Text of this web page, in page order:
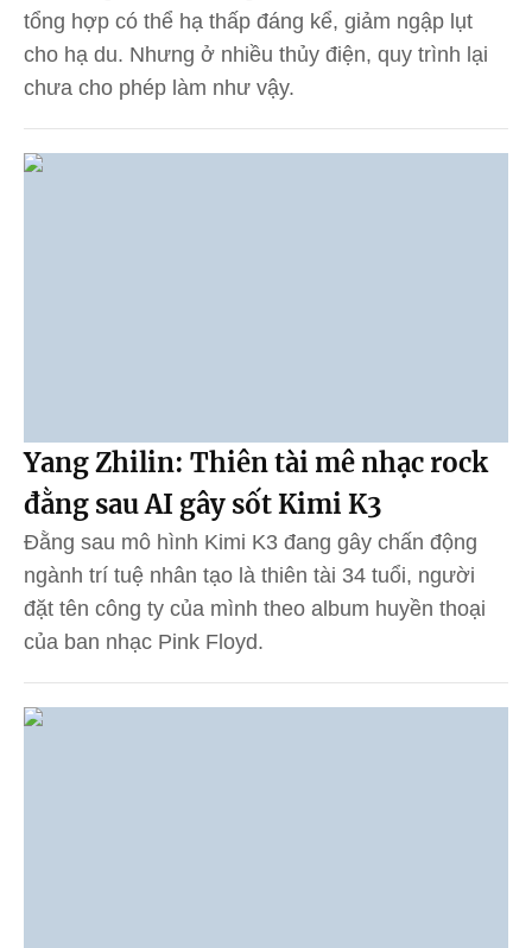
tình trạng nhiều hồ đồng thời xả lớn thì đỉnh lũ
tổng hợp có thể hạ thấp đáng kể, giảm ngập lụt
cho hạ du. Nhưng ở nhiều thủy điện, quy trình lại
Yang Zhilin: Thiên tài mê nhạc rock
đằng sau AI gây sốt Kimi K3
Đằng sau mô hình Kimi K3 đang gây chấn động
ngành trí tuệ nhân tạo là thiên tài 34 tuổi, người
đặt tên công ty của mình theo album huyền thoại